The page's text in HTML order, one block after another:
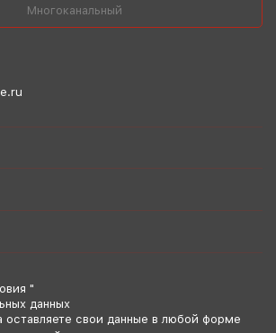
Многоканальный
"
данных
оставляете свои данные в любой форме